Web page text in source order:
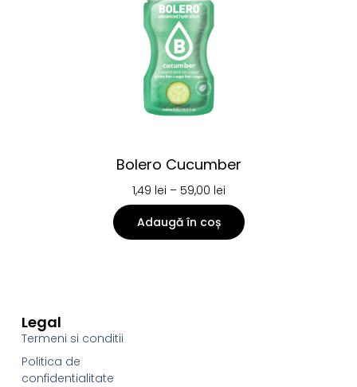
Bolero Cucumber
1,49 lei – 59,00 lei
Adaugă în coș
Legal
Termeni si conditii
Politica de
confidentialitate